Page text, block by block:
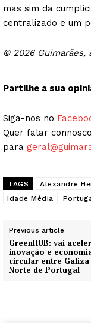
mas sim da
centralizado e um
© 2026 Guimarães,
Partilhe a sua
Siga-nos no
Quer falar
para
TAGS Alexandre
Idade Média
Previous article
GreenHUB: vai
inovação e
circular entre Galiza
Norte de Portugal